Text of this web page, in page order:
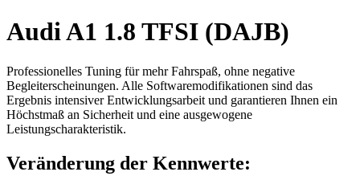
Audi A1 1.8 TFSI (DAJB)
Professionelles Tuning für mehr Fahrspaß, ohne negative
Begleiterscheinungen. Alle Softwaremodifikationen sind das
Ergebnis intensiver Entwicklungsarbeit und garantieren Ihnen ein
Höchstmaß an Sicherheit und eine ausgewogene
Leistungscharakteristik.
Veränderung der Kennwerte: